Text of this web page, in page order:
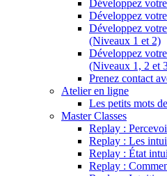
Développez
Développez
Développez
(Niveaux 1 et 2)
Développez
(Niveaux 1, 2 et
Prenez contact
Atelier en ligne
Les petits mots
Master Classes
Replay :
Replay : Les
Replay : État
Replay :